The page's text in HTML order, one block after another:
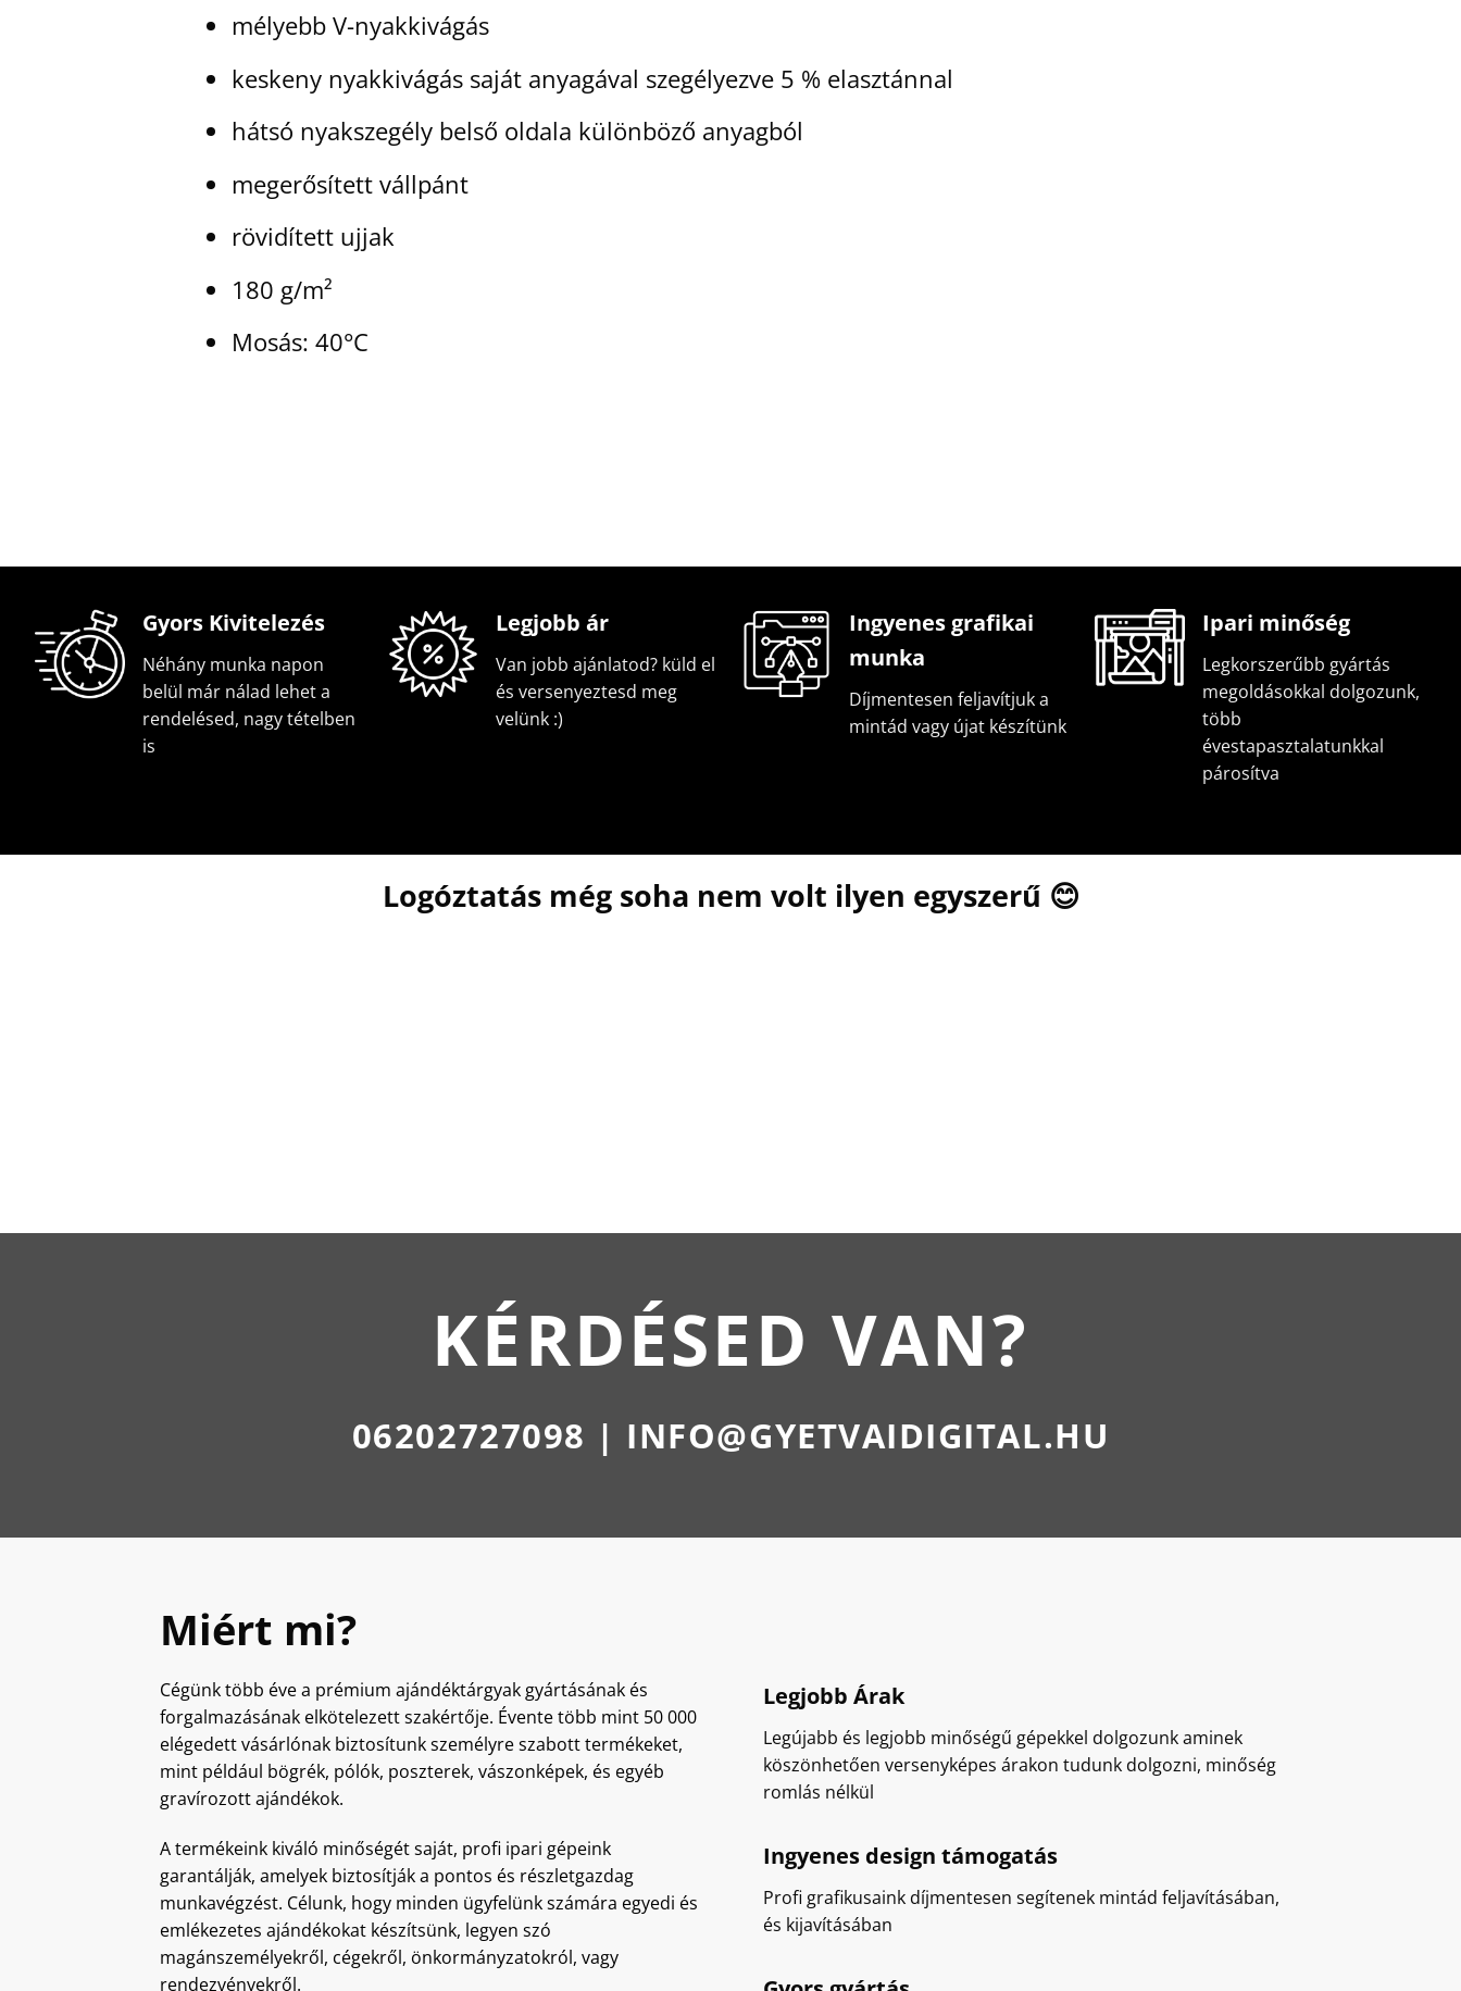
mélyebb V-nyakkivágás
keskeny nyakkivágás saját anyagával szegélyezve 5 % elasztánnal
hátsó nyakszegély belső oldala különböző anyagból
megerősített vállpánt
rövidített ujjak
180 g/m²
Mosás: 40°C
Gyors Kivitelezés
Néhány munka napon
belül már nálad lehet a
rendelésed, nagy tételben
is
Legjobb ár
Van jobb ajánlatod? küld el
és versenyeztesd meg
velünk :)
Ingyenes grafikai
munka
Díjmentesen feljavítjuk a
mintád vagy újat készítünk
Ipari minőség
Legkorszerűbb gyártás
megoldásokkal dolgozunk,
több
évestapasztalatunkkal
párosítva
Logóztatás még soha nem volt ilyen egyszerű 😊
KÉRDÉSED VAN?
06202727098 | INFO@GYETVAIDIGITAL.HU
Miért mi?
Cégünk több éve a prémium ajándéktárgyak gyártásának és
forgalmazásának elkötelezett szakértője. Évente több mint 50 000
elégedett vásárlónak biztosítunk személyre szabott termékeket,
mint például bögrék, pólók, poszterek, vászonképek, és egyéb
gravírozott ajándékok.
A termékeink kiváló minőségét saját, profi ipari gépeink
garantálják, amelyek biztosítják a pontos és részletgazdag
munkavégzést. Célunk, hogy minden ügyfelünk számára egyedi és
emlékezetes ajándékokat készítsünk, legyen szó
magánszemélyekről, cégekről, önkormányzatokról, vagy
rendezvényekről.
Legjobb Árak
Legújabb és legjobb minőségű gépekkel dolgozunk aminek
köszönhetően versenyképes árakon tudunk dolgozni, minőség
romlás nélkül
Ingyenes design támogatás
Profi grafikusaink díjmentesen segítenek mintád feljavításában,
és kijavításában